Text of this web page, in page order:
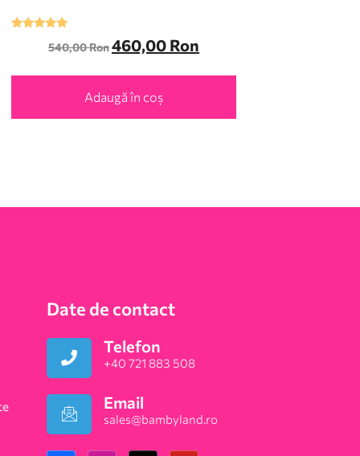
540,00Ron460,00 Ron
Adaugă în coș
Date de contact
Telefon
+40 721 883 508
Email
sales@bambyland.ro​